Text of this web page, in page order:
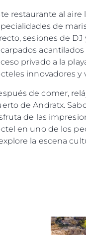
restaurante al
de
sesiones de
privado a la
innovadores y
de comer,
de Andratx.
de las
en uno de los
la escena
Mapa